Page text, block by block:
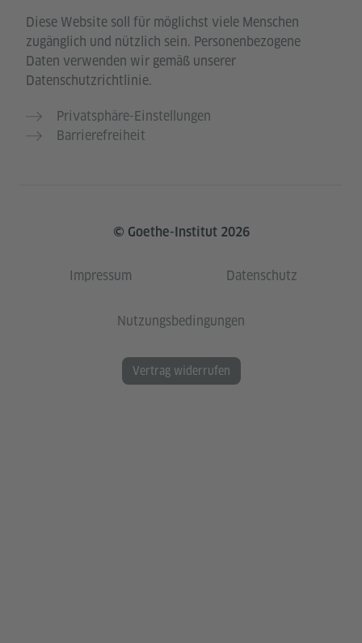
Diese Website soll für möglichst viele Menschen
zugänglich und nützlich sein. Personenbezogene
Daten verwenden wir gemäß unserer
Datenschutzrichtlinie.
Privatsphäre-Einstellungen
Barrierefreiheit
© Goethe-Institut 2026
Impressum Datenschutz
Nutzungsbedingungen
Vertrag widerrufen